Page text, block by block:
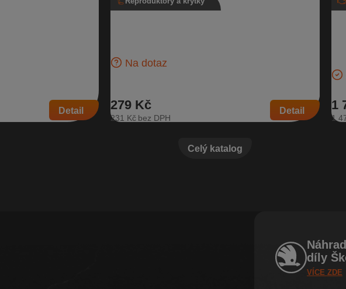
Detail
Na dotaz
279 Kč
231 Kč
Detail 1
1
Celý katalog
díly
VÍCE ZDE